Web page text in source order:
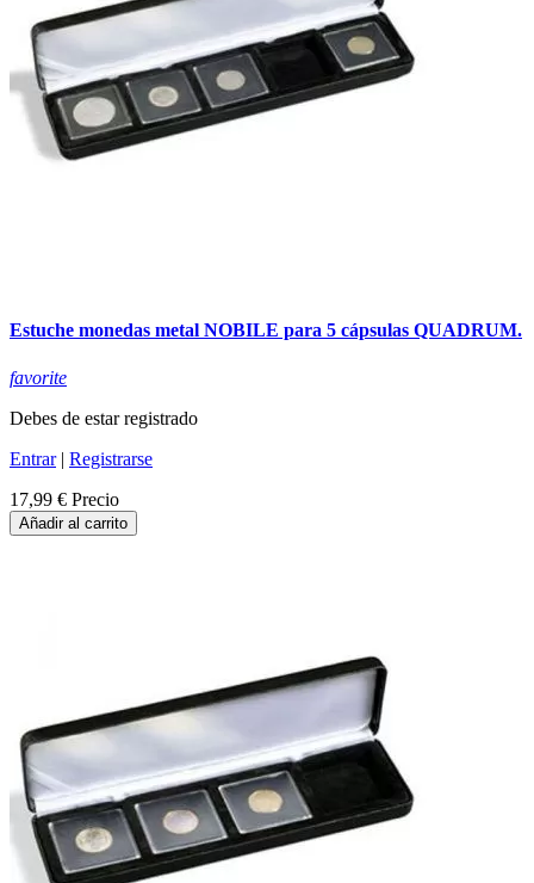
Estuche monedas metal NOBILE para 5 cápsulas QUADRUM.
favorite
Debes de estar registrado
Entrar| Registrarse
17,99 € Precio
Añadir al carrito